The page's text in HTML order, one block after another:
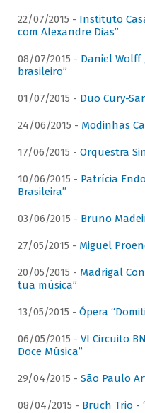
22/07/2015 - Instituto
com Alexandre Dias”
08/07/2015 - Daniel Wolff
brasileiro”
01/07/2015 - Duo Cury-
24/06/2015 - Modinhas
17/06/2015 - Orquestra
10/06/2015 - Patrícia
Brasileira”
03/06/2015 - Bruno
27/05/2015 - Miguel
20/05/2015 - Madrigal
tua música”
13/05/2015 - Ópera
06/05/2015 - VI Circuito
Doce Música”
29/04/2015 - São Paulo
08/04/2015 - Bruch Trio -